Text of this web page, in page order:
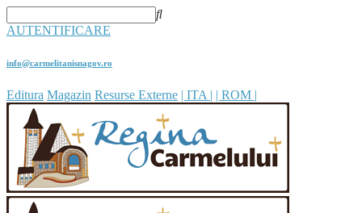
AUTENTIFICARE
info@carmelitanisnagov.ro
Editura Magazin Resurse Externe | ITA | | ROM |